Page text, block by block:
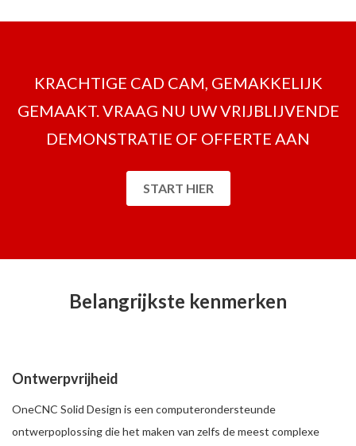
KRACHTIGE CAD CAM, GEMAKKELIJK
GEMAAKT. VRAAG NU UW VRIJBLIJVENDE
DEMONSTRATIE OF OFFERTE AAN
START HIER
Belangrijkste kenmerken
Ontwerpvrijheid
OneCNC Solid Design is een computerondersteunde
ontwerpoplossing die het maken van zelfs de meest complexe